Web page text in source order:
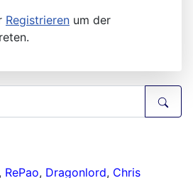
Registrieren um der
, RePao, Dragonlord, Chris